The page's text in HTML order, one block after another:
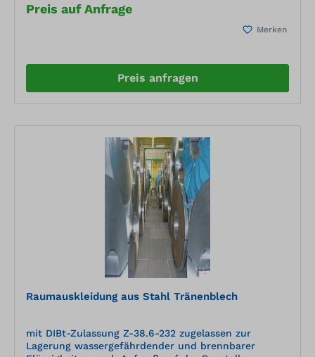
und 100% dichtgeschweißt inklusive Türschwelle aus
OrtWannenwerkstoff: Stahl, 1.0038 Oberfläche:
BxTxH: ... x ... x ... mm in Einzelsegmenten von ca. ....
x .... mm Auffangvolumen : ca. ... l Bauliche
Voraussetzungen Der Untergrund der
Auffangraumauskleidung muss ebenerdig sein. Die
sind einzuhalten.“ Die Montagestelle muss über eine
befestigte Zufahrt mit einem Schwerlast-LKW
erreichbar sein (Länge ca.19 m, Höhe 4,20
m,Gesamtgewicht bis 40 to). Der Montageraum ist so
vorzubereiten, dass die Montagearbeiten ohne
Behinderung ausgeführt werden können
(ausreichend große, ebenerdige Zugänge für
Materialanlieferungen etc.).
Preis auf Anfrage
Merken
Preis anfragen
Raumauskleidung aus Stahl Tränenblech
mit DIBt-Zulassung Z-38.6-232 zugelassen zur
Lagerung wassergefährdender und brennbarer